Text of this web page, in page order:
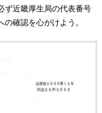
ず近畿厚生局の代表番号
確認を心がけよう。